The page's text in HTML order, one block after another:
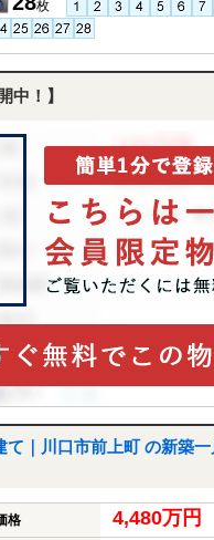
枚
中！】
｜川口市前上町 の新築一
格 4,480万円